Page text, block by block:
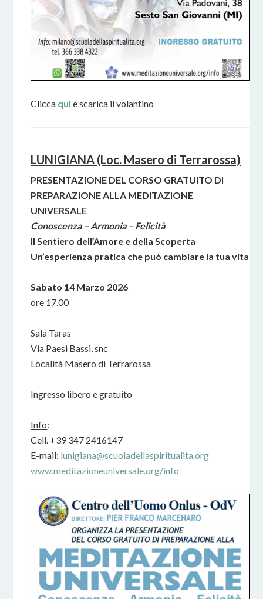
Clicca quie scarica il volantino
LUNIGIANA (Loc. Masero di Terrarossa)
PRESENTAZIONE DEL CORSO GRATUITO DI
PREPARAZIONE ALLA MEDITAZIONE
UNIVERSALE
Conoscenza – Armonia – Felicità
Il Sentiero dell’Amore e della Scoperta
Un’esperienza pratica che può cambiare la tua vita
Sabato 14 Marzo 2026
ore 17.00
Sala Taras
Via Paesi Bassi, snc
Località Masero di Terrarossa
Ingresso libero e gratuito
Info:
Cell. +39 347 2416147
E-mail: lunigiana@scuoladellaspiritualita.org
www.meditazioneuniversale.org/info